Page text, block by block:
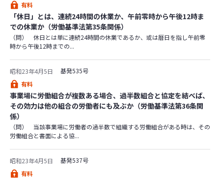
有料
「休日」とは、連続24時間の休業か、午前零時から午後12時ま
での休業か（労働基準法第35条関係）
（問） 休日とは単に連続24時間の休業であるか、或は暦日を指し午前零
時から午後12時までの...
昭和23年4月5日
基発535号
有料
事業場に労働組合が複数ある場合、過半数組合と協定を結べば、
その効力は他の組合の労働者にも及ぶか（労働基準法第36条関
係）
（問） 当該事業場に労働者の過半数で組織する労働組合がある時は、その
労働組合と書面による協...
昭和23年4月5日
基発537号
有料